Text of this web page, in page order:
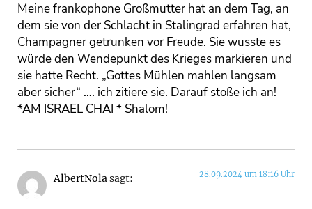
Meine frankophone Großmutter hat an dem Tag, an
dem sie von der Schlacht in Stalingrad erfahren hat,
Champagner getrunken vor Freude. Sie wusste es
würde den Wendepunkt des Krieges markieren und
sie hatte Recht. „Gottes Mühlen mahlen langsam
aber sicher“ …. ich zitiere sie. Darauf stoße ich an!
*AM ISRAEL CHAI * Shalom!
AlbertNolasagt: 28.09.2024 um 18:16 Uhr